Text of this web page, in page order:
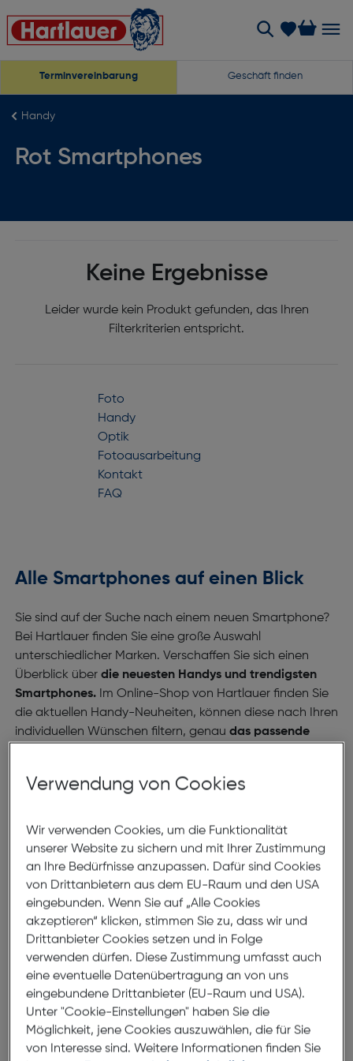
Terminvereinbarung Geschäft finden
Handy
Rot Smartphones
Keine Ergebnisse
Leider wurde kein Produkt gefunden, das Ihren
Filterkriterien entspricht.
Foto
Handy
Optik
Fotoausarbeitung
Kontakt
FAQ
Alle Smartphones auf einen Blick
Sie sind auf der Suche nach einem neuen Smartphone?
Bei Hartlauer finden Sie eine große Auswahl
unterschiedlicher Marken. Verschaffen Sie sich einen
Überblick über die neuesten Handys und trendigsten
Smartphones.Im Online-Shop von Hartlauer finden Sie
die aktuellen Handy-Neuheiten, können diese nach Ihren
individuellen Wünschen filtern, genau das passende
Smartphone!
Handy-Bestenliste: Top-Smartphones bei
Hartlauer
Sie möchtest wissen, welche Handyhersteller wir im
Angebot haben? Hier finden Sie eineÜbersicht
unsere Handy- und Smartphone-Hersteller, von denen
wir die aktuellen Produkte führen, zum
Beispiel: Apple,LG,Samsung,Huawei undEmporia. Ob
Handys für Einsteiger odererstklassige Top-Geräte
bei Hartlauer finden Sie Smartphones der beliebtesten
Marken. Da ist garantiert auch das richtige für Sie
dabei.
Verwendung von Cookies
Wir verwenden Cookies, um die Funktionalität
unserer Website zu sichern und mit Ihrer Zustimmung
an Ihre Bedürfnisse anzupassen. Dafür sind Cookies
von Drittanbietern aus dem EU-Raum und den USA
eingebunden. Wenn Sie auf „Alle Cookies
akzeptieren“ klicken, stimmen Sie zu, dass wir und
Drittanbieter Cookies setzen und in Folge
verwenden dürfen. Diese Zustimmung umfasst auch
eine eventuelle Datenübertragung an von uns
eingebundene Drittanbieter (EU-Raum und USA).
Unter "Cookie-Einstellungen" haben Sie die
Möglichkeit, jene Cookies auszuwählen, die für Sie
von Interesse sind. Weitere Informationen finden Sie